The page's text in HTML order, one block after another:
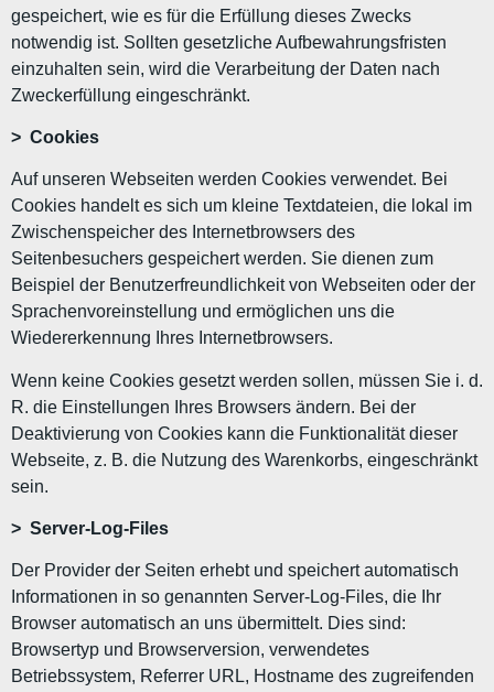
gespeichert, wie es für die Erfüllung dieses Zwecks
notwendig ist. Sollten gesetzliche Aufbewahrungsfristen
einzuhalten sein, wird die Verarbeitung der Daten nach
Zweckerfüllung eingeschränkt.
> Cookies
Auf unseren Webseiten werden Cookies verwendet. Bei
Cookies handelt es sich um kleine Textdateien, die lokal im
Zwischenspeicher des Internetbrowsers des
Seitenbesuchers gespeichert werden. Sie dienen zum
Beispiel der Benutzerfreundlichkeit von Webseiten oder der
Sprachenvoreinstellung und ermöglichen uns die
Wiedererkennung Ihres Internetbrowsers.
Wenn keine Cookies gesetzt werden sollen, müssen Sie i. d.
R. die Einstellungen Ihres Browsers ändern. Bei der
Deaktivierung von Cookies kann die Funktionalität dieser
Webseite, z. B. die Nutzung des Warenkorbs, eingeschränkt
sein.
> Server-Log-Files
Der Provider der Seiten erhebt und speichert automatisch
Informationen in so genannten Server-Log-Files, die Ihr
Browser automatisch an uns übermittelt. Dies sind:
Browsertyp und Browserversion, verwendetes
Betriebssystem, Referrer URL, Hostname des zugreifenden